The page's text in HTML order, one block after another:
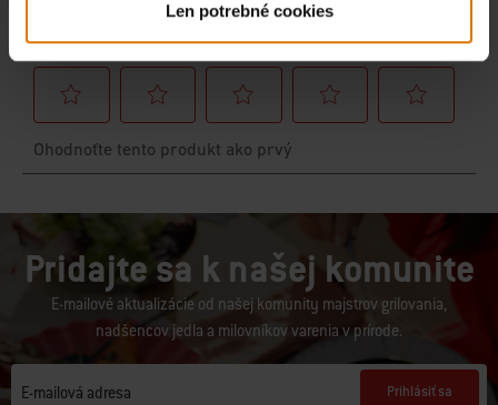
Len potrebné cookies
Pridajte sa k našej komunite
E-mailové aktualizácie od našej komunity majstrov grilovania,
nadšencov jedla a milovníkov varenia v prírode.
E-mailová adresa Prihlásiť sa